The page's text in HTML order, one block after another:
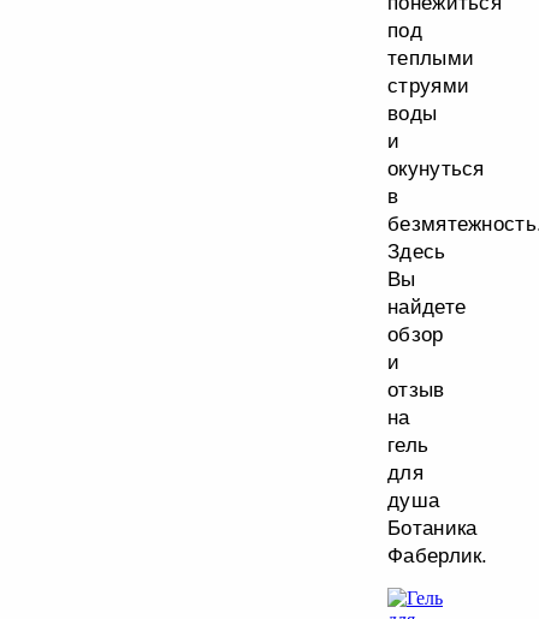
под
теплыми
струями
воды
и
окунуться
в
Здесь
Вы
найдете
обзор
и
отзыв
на
гель
для
душа
Ботаника
Фаберлик.